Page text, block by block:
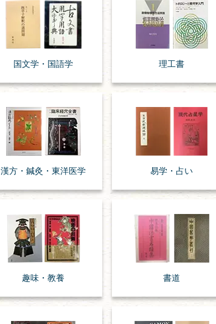
国文学・ 国語学 理工書
漢方・ 鍼灸・ 東洋医学 易学・ 占い
趣味・ 教養 書道